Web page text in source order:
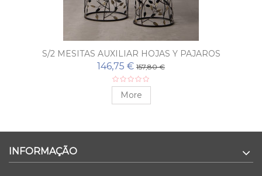
S/2 MESITAS AUXILIAR HOJAS Y PAJAROS
146,75 € 157,80 €
More
INFORMAÇÃO